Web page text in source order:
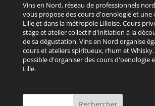
Vins en Nord, réseau de professionnels
vous propose des cours d'oenologie et une
Lille et dans la métropole Lilloise. Cours
stage et atelier collectif d'initiation à la
de sa dégustation. Vins en Nord organise
cours et ateliers spiritueux, rhum et Whisky.
possible d'organiser des cours d'oenologie
Lille.